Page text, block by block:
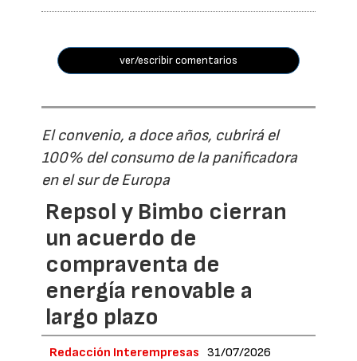
ver/escribir comentarios
El convenio, a doce años, cubrirá el
100% del consumo de la panificadora
en el sur de Europa
Repsol y Bimbo cierran
un acuerdo de
compraventa de
energía renovable a
largo plazo
Redacción Interempresas 31/07/2026